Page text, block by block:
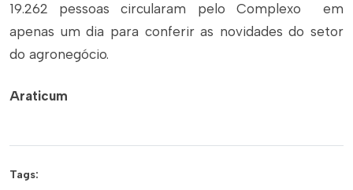
19.262 pessoas circularam pelo Complexo em
apenas um dia para conferir as novidades do setor
do agronegócio.
Araticum
Tags: